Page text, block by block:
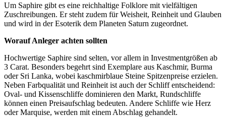
Um Saphire gibt es eine reichhaltige Folklore mit vielfältigen
Zuschreibungen. Er steht zudem für Weisheit, Reinheit und Glauben
und wird in der Esoterik dem Planeten Saturn zugeordnet.
Worauf Anleger achten sollten
Hochwertige Saphire sind selten, vor allem in Investmentgrößen ab
3 Carat. Besonders begehrt sind Exemplare aus Kaschmir, Burma
oder Sri Lanka, wobei kaschmirblaue Steine Spitzenpreise erzielen.
Neben Farbqualität und Reinheit ist auch der Schliff entscheidend:
Oval- und Kissenschliffe dominieren den Markt, Rundschliffe
können einen Preisaufschlag bedeuten. Andere Schliffe wie Herz
oder Marquise, werden mit einem Abschlag gehandelt.